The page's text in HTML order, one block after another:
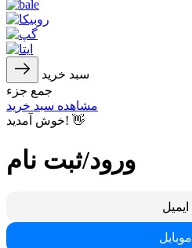
سبد خرید
جمع جزء
مشاهده سبد خرید
خوش آمدید! 👋
ورود/ثبت نام
ایمیل
موبایل